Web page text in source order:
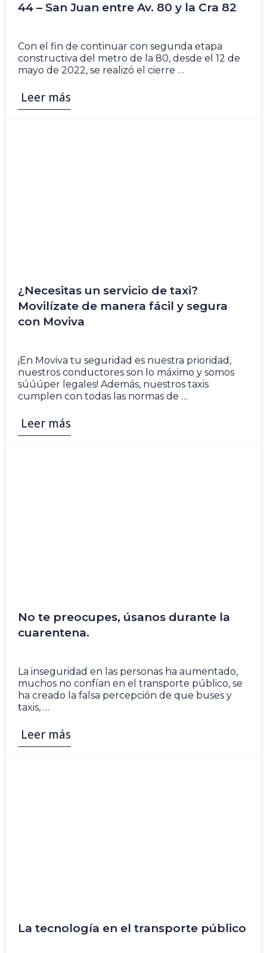
44 – San Juan entre Av. 80 y la Cra 82
Con el fin de continuar con segunda etapa
constructiva del metro de la 80, desde el 12 de
mayo de 2022, se realizó el cierre …
Leer más
¿Necesitas un servicio de taxi?
Movilízate de manera fácil y segura
con Moviva
¡En Moviva tu seguridad es nuestra prioridad,
nuestros conductores son lo máximo y somos
súúúper legales! Además, nuestros taxis
cumplen con todas las normas de …
Leer más
No te preocupes, úsanos durante la
cuarentena.
La inseguridad en las personas ha aumentado,
muchos no confían en el transporte público, se
ha creado la falsa percepción de que buses y
taxis, …
Leer más
La tecnología en el transporte público